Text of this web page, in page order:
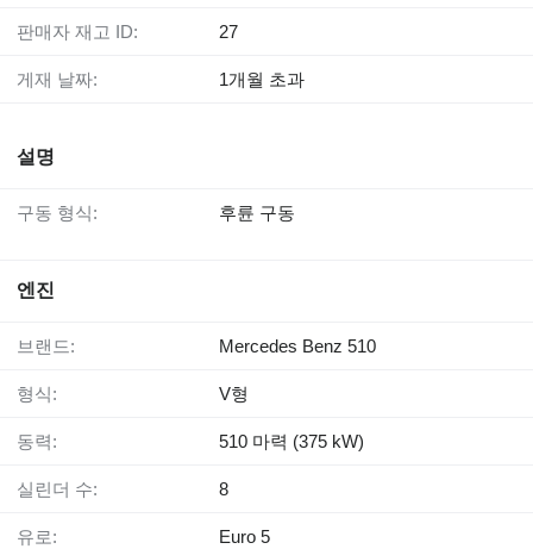
판매자 재고 ID: 27
게재 날짜: 1개월 초과
설명
구동 형식: 후륜 구동
엔진
브랜드: Mercedes Benz 510
형식: V형
동력: 510 마력 (375 kW)
실린더 수: 8
유로: Euro 5